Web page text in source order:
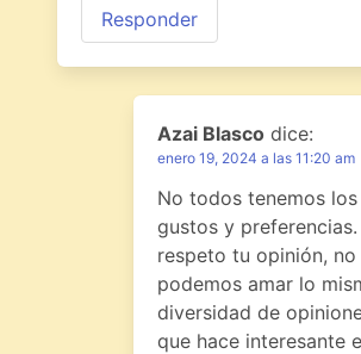
Responder
Azai Blasco dice:
enero 19, 2024 a las 11:20 am
No todos tenemos
gustos y
respeto tu opinión,
podemos amar lo
diversidad de
que hace interesante